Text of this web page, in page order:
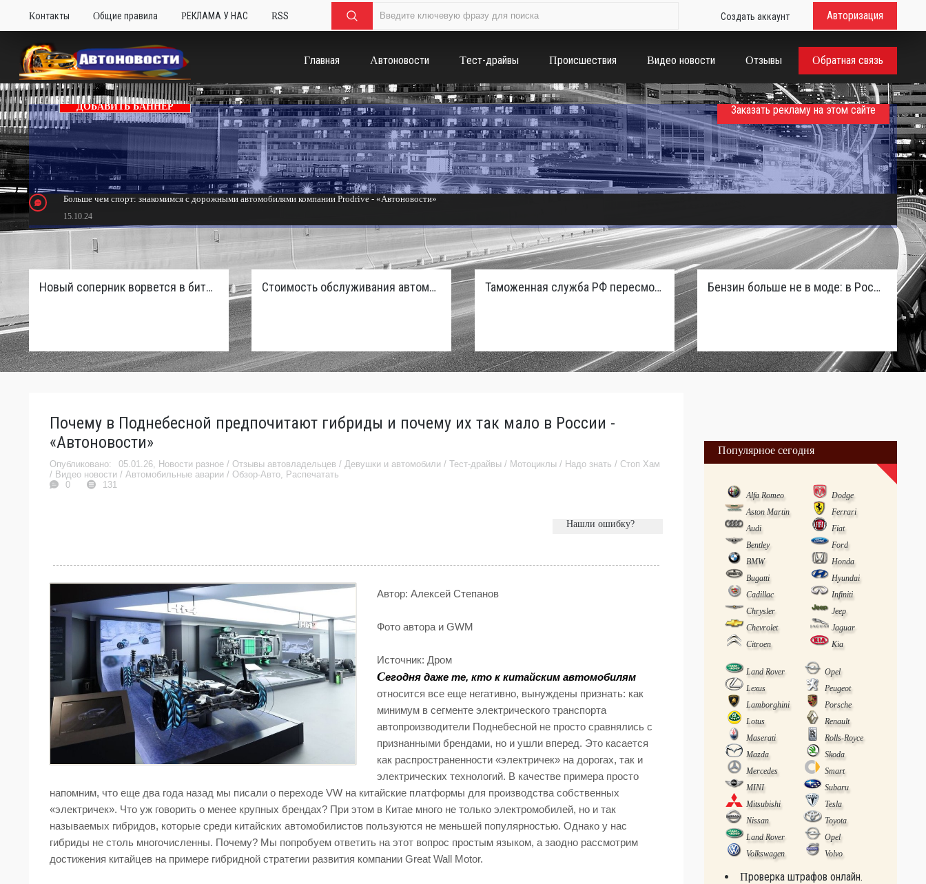
Контакты Общие правила РЕКЛАМА У НАС RSS Создать аккаунт Авторизация
Главная Автоновости Тест-драйвы Происшествия Видео новости Отзывы Обратная связь
ДОБАВИТЬ БАННЕР
Больше чем спорт: знакомимся с дорожными автомобилями компании Prodrive - «Автоновости»
15.10.24
Тюнинг Mitsubishi Eclipse. Самый быстрый передний привод России с бензиновым мотором - «Тюнинг и автоспорт»
Заказать рекламу на этом сайте
Новый соперник ворвется в битву пикапов: Sinotruk S7 с дизелем и 4×4 готовят к старту в России Стоимость обслуживания автомобилей в России вырастет из-за дефицита кадров Таможенная служба РФ пересмотрела правила ввоза машин из ЕАЭС и начисляет пени покупателям Бензин больше не в моде: в России зафиксирован взрывной отказ от двигателей внутреннего сгорания
Почему в Поднебесной предпочитают гибриды и почему их так мало в России -
«Автоновости»
05.01.26, Новости разное / Отзывы автовладельцев / Девушки и автомобили / Тест-драйвы / Мотоциклы / Надо знать / Стоп Хам
/ Видео новости / Автомобильные аварии / Обзор-Авто, Распечатать
0
131
Нашли ошибку?
Автор: Алексей Степанов
Фото автора и GWM
Источник: Дром
Сегодня даже те, кто к китайским автомобилям
относится все еще негативно, вынуждены признать: как
минимум в сегменте электрического транспорта
автопроизводители Поднебесной не просто сравнялись с
признанными брендами, но и ушли вперед. Это касается
как распространенности «электричек» на дорогах, так и
электрических технологий. В качестве примера просто
напомним, что еще два года назад мы писали о переходе VW на китайские платформы для производства собственных
«электричек». Что уж говорить о менее крупных брендах? При этом в Китае много не только электромобилей, но и так
называемых гибридов, которые среди китайских автомобилистов пользуются не меньшей популярностью. Однако у нас
гибриды не столь многочисленны. Почему? Мы попробуем ответить на этот вопрос простым языком, а заодно рассмотрим
достижения китайцев на примере гибридной стратегии развития компании Great Wall Motor.
Популярное сегодня
Alfa Romeo
Dodge
Aston Martin
Ferrari
Audi
Fiat
Bentley
Ford
BMW
Honda
Bugatti
Hyundai
Cadillac
Infiniti
Chrysler
Jeep
Chevrolet
Jaguar
Citroen
Kia
Land Rover
Opel
Lexus
Peugeot
Lamborghini
Porsche
Lotus
Renault
Maserati
Rolls-Royce
Mazda
Skoda
Mercedes
Smart
MINI
Subaru
Mitsubishi
Tesla
Nissan
Toyota
Land Rover
Opel
Volkswagen
Volvo
Проверка штрафов онлайн.